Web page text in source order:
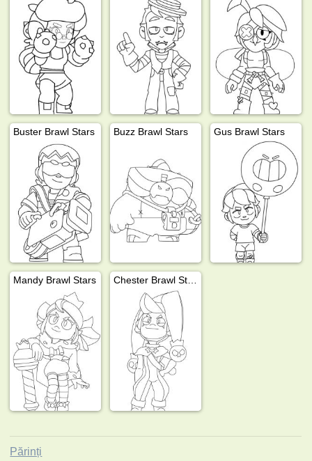
Buster Brawl Stars Buzz Brawl Stars Gus Brawl Stars
Mandy Brawl Stars
Părinți